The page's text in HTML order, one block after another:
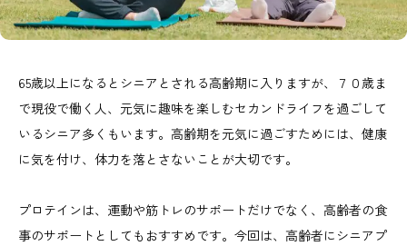
65歳以上になるとシニアとされる高齢期に入りますが、７０歳ま
で現役で働く人、元気に趣味を楽しむセカンドライフを過ごして
いるシニア多くもいます。高齢期を元気に過ごすためには、健康
に気を付け、体力を落とさないことが大切です。
プロテインは、運動や筋トレのサポートだけでなく、高齢者の食
事のサポートとしてもおすすめです。今回は、高齢者にシニアプ